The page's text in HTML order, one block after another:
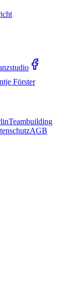
Förster
Teambuilding
AGB